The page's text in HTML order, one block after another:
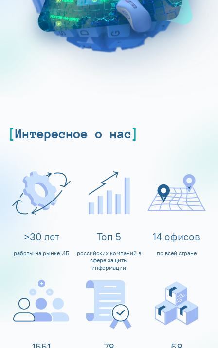
Интересное о нас
>30 лет
работы на рынке ИБ
Топ 5
российских компаний в
сфере защиты
информации
14 офисов
по всей стране